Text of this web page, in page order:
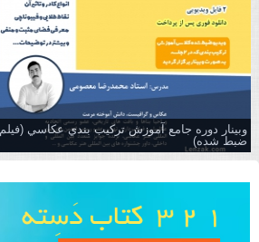
وبینار دوره جامع آموزش تركيب بندي عكاسي (فیلم
ضبط شده)